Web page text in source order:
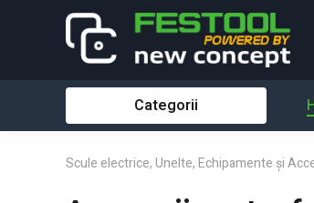
Categorii
Scule electrice, Unelte, Echipamente și